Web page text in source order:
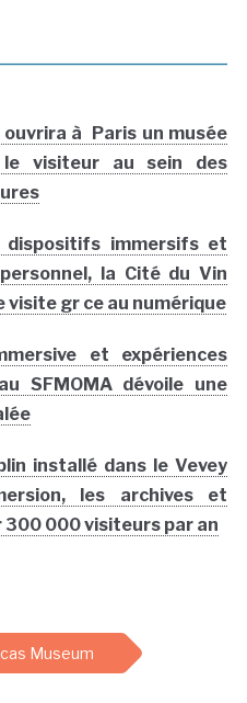
à Paris un musée
le visiteur au sein des
dispositifs immersifs et
la Cité du Vin
visite gr ce au numérique
et expériences
SFMOMA dévoile une
installé dans le Vevey
les archives et
000 visiteurs par an
Museum